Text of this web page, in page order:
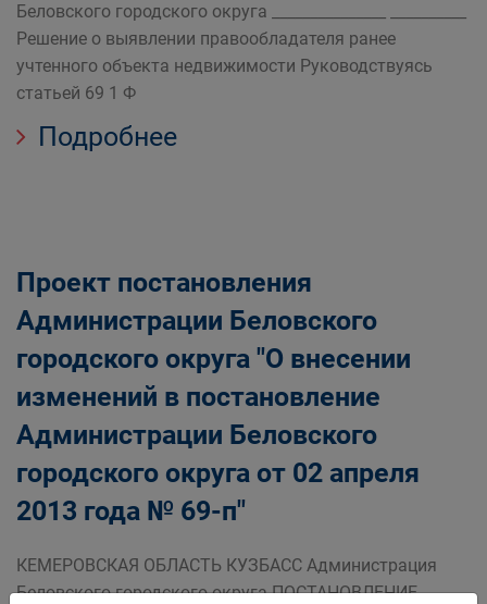
Беловского городского округа _______________ __________
Решение о выявлении правообладателя ранее
учтенного объекта недвижимости Руководствуясь
статьей 69 1 Ф
Подробнее
Проект постановления
Администрации Беловского
городского округа "О внесении
изменений в постановление
Администрации Беловского
городского округа от 02 апреля
2013 года № 69-п"
КЕМЕРОВСКАЯ ОБЛАСТЬ КУЗБАСС Администрация
Беловского городского округа ПОСТАНОВЛЕНИЕ